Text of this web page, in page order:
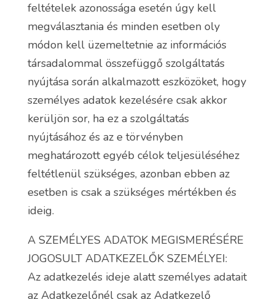
feltételek azonossága esetén úgy kell
megválasztania és minden esetben oly
módon kell üzemeltetnie az információs
társadalommal összefüggő szolgáltatás
nyújtása során alkalmazott eszközöket, hogy
személyes adatok kezelésére csak akkor
kerüljön sor, ha ez a szolgáltatás
nyújtásához és az e törvényben
meghatározott egyéb célok teljesüléséhez
feltétlenül szükséges, azonban ebben az
esetben is csak a szükséges mértékben és
ideig.
A SZEMÉLYES ADATOK MEGISMERÉSÉRE
JOGOSULT ADATKEZELŐK SZEMÉLYEI:
Az adatkezelés ideje alatt személyes adatait
az Adatkezelőnél csak az Adatkezelő